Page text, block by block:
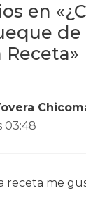
en
de
Receta»
03:48
receta me